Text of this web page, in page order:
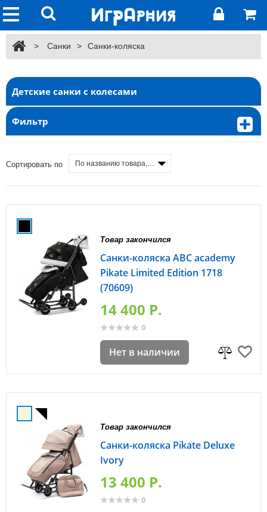
> Санки > Санки-коляска
Детские санки с колесами
Фильтр
Сортировать по По названию товара, от А до Я
Товар закончился
Санки-коляска ABC academy
Pikate Limited Edition 1718
(70609)
14 400 P.
0
Нет в наличии
Товар закончился
Санки-коляска Pikate Deluxe
Ivory
13 400 P.
0